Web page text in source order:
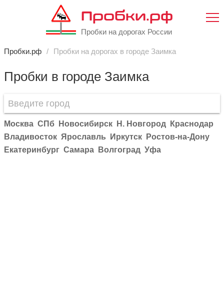
Пробки.рф
Пробки на дорогах России
Пробки.рф Пробки на дорогах в городе Заимка
Пробки в городе Заимка
Москва СПб Новосибирск Н. Новгород
Краснодар
Владивосток Ярославль Иркутск
Ростов-на-Дону
Екатеринбург Самара Волгоград Уфа